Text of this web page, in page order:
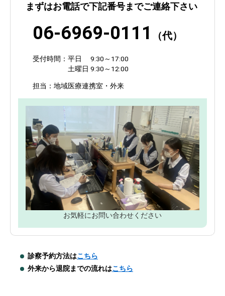
まずはお電話で下記番号までご連絡下さい
06-6969-0111 （代）
受付時間：平日 9:30～17:00
土曜日 9:30～12:00
担当：地域医療連携室・外来
お気軽にお問い合わせください
診察予約方法はこちら
外来から退院までの流れはこちら